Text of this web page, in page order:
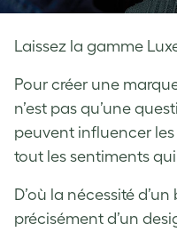
Laissez la gamme
Pour créer une
n’est pas qu’une
peuvent influencer
tout les sentiments
D’où la nécessité
précisément d’un